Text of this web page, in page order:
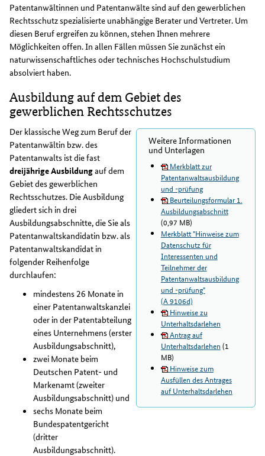
Patentanwältinnen und Patentanwälte sind auf den gewerblichen
Rechtsschutz spezialisierte unabhängige Berater und Vertreter. Um
diesen Beruf ergreifen zu können, stehen Ihnen mehrere
Möglichkeiten offen. In allen Fällen müssen Sie zunächst ein
naturwissenschaftliches oder technisches Hochschulstudium
absolviert haben.
Ausbildung auf dem Gebiet des
gewerblichen Rechtsschutzes
Weitere Informationen
und Unterlagen
Merkblatt zur
Patentanwaltsausbildung
und -prüfung
Beurteilungsformular 1.
Ausbildungsabschnitt
(0,97 MB)
Merkblatt "Hinweise zum
Datenschutz für
Interessenten und
Teilnehmer der
Patentanwaltsausbildung
und -prüfung"
(A 9106d)
Hinweise zu
Unterhaltsdarlehen
Antrag auf
Unterhaltsdarlehen (1
MB)
Hinweise zum
Ausfüllen des Antrages
auf Unterhaltsdarlehen
Der klassische Weg zum Beruf der
Patentanwältin bzw. des
Patentanwalts ist die fast
dreijährige Ausbildungauf dem
Gebiet des gewerblichen
Rechtsschutzes. Die Ausbildung
gliedert sich in drei
Ausbildungsabschnitte, die Sie als
Patentanwaltskandidatin bzw. als
Patentanwaltskandidat in
folgender Reihenfolge
durchlaufen:
mindestens 26 Monate in
einer Patentanwaltskanzlei
oder in der Patentabteilung
eines Unternehmens (erster
Ausbildungsabschnitt),
zwei Monate beim
Deutschen Patent- und
Markenamt (zweiter
Ausbildungsabschnitt) und
sechs Monate beim
Bundespatentgericht
(dritter
Ausbildungsabschnitt).